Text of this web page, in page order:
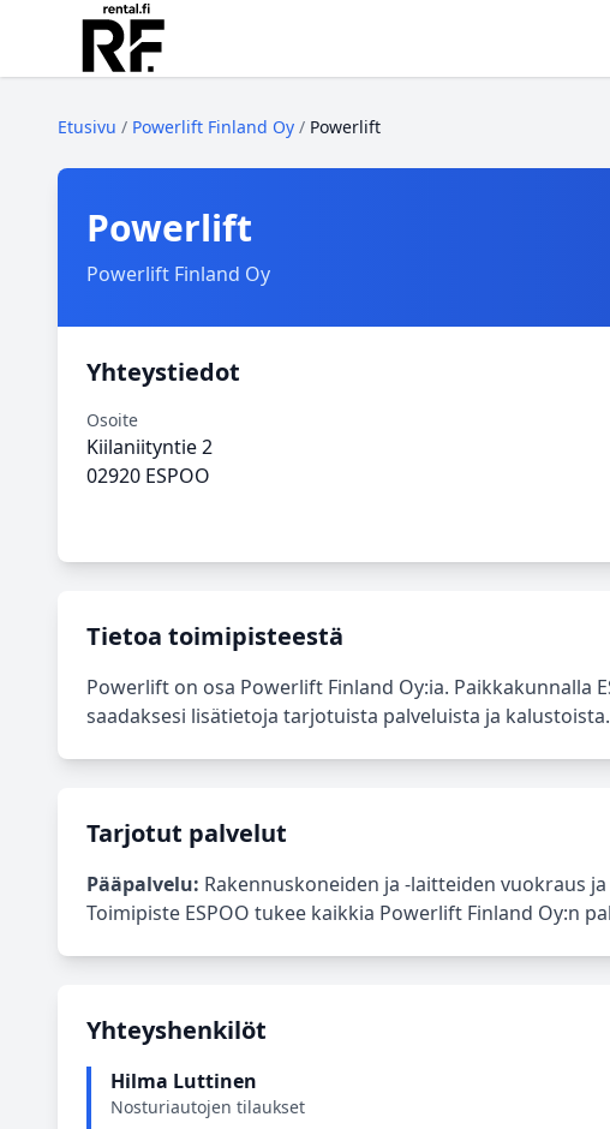
Etusivu / Powerlift Finland Oy / Powerlift
Powerlift
Powerlift Finland Oy
Yhteystiedot
Osoite
Kiilaniityntie 2
02920 ESPOO
Tietoa toimipisteestä
Powerlift on osa Powerlift Finland Oy:ia. Paikkakunnalla
saadaksesi lisätietoja tarjotuista palveluista ja kalustoista.
Tarjotut palvelut
Pääpalvelu: Rakennuskoneiden ja -laitteiden vuokraus
Toimipiste ESPOO tukee kaikkia Powerlift Finland Oy:n
Yhteyshenkilöt
Hilma Luttinen
Nosturiautojen tilaukset